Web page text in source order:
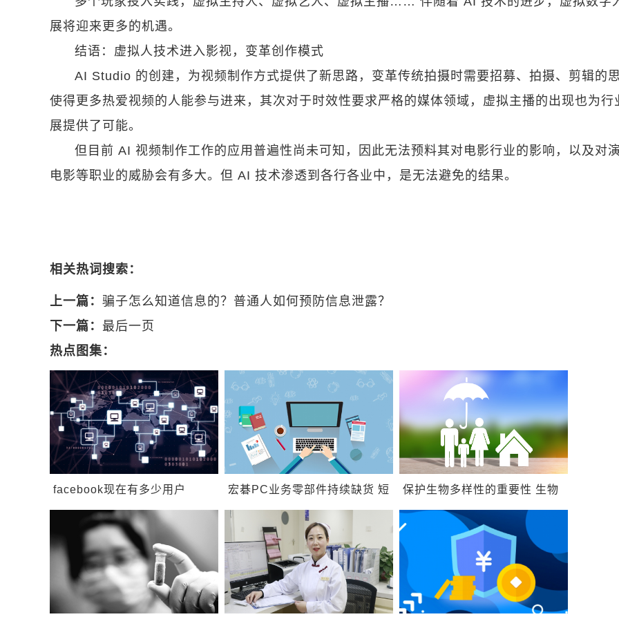
展将迎来更多的机遇。
结语：虚拟人技术进入影视，变革创作模式
AI Studio 的创建，为视频制作方式提供了新思路，变革传统拍摄时需要招募、拍摄、剪辑的思
使得更多热爱视频的人能参与进来，其次对于时效性要求严格的媒体领域，虚拟主播的出现也为行
展提供了可能。
但目前 AI 视频制作工作的应用普遍性尚未可知，因此无法预料其对电影行业的影响，以及对演
电影等职业的威胁会有多大。但 AI 技术渗透到各行各业中，是无法避免的结果。
相关热词搜索：
上一篇： 骗子怎么知道信息的？普通人如何预防信息泄露？
下一篇： 最后一页
热点图集：
facebook现在有多少用户
facebook国外有多少人用
宏碁PC业务零部件持续缺货 短
期内不会改善
保护生物多样性的重要性 生物
多样性就是生物品种多吗？